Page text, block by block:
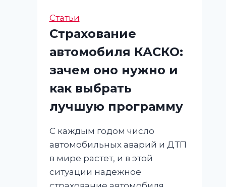
Статьи
Страхование
автомобиля КАСКО:
зачем оно нужно и
как выбрать
лучшую программу
С каждым годом число
автомобильных аварий и ДТП
в мире растет, и в этой
ситуации надежное